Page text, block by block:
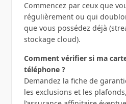
Commencez par ceux que
régulièrement ou qui
que vous possédez déjà
stockage cloud).
Comment vérifier si ma
téléphone ?
Demandez la fiche de
les exclusions et les